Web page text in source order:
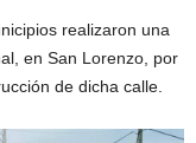
realizaron una
en San Lorenzo, por
de dicha calle.